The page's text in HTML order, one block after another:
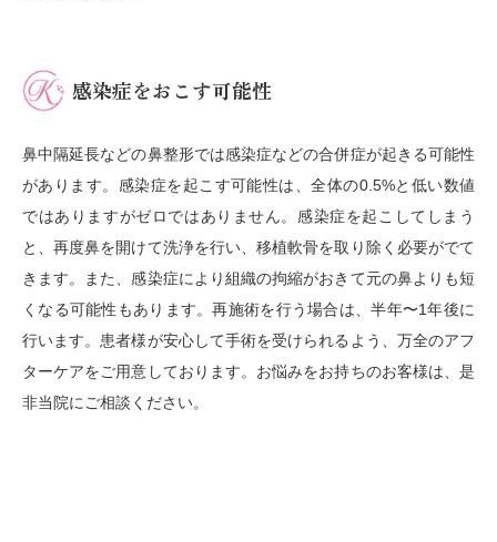
感染症をおこす可能性
鼻中隔延長などの鼻整形では感染症などの合併症が起きる可能性
があります。感染症を起こす可能性は、全体の0.5%と低い数値
ではありますがゼロではありません。感染症を起こしてしまう
と、再度鼻を開けて洗浄を行い、移植軟骨を取り除く必要がでて
きます。また、感染症により組織の拘縮がおきて元の鼻よりも短
くなる可能性もあります。再施術を行う場合は、半年〜1年後に
行います。患者様が安心して手術を受けられるよう、万全のアフ
ターケアをご用意しております。お悩みをお持ちのお客様は、是
非当院にご相談ください。